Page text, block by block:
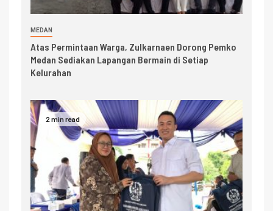
MEDAN
Atas Permintaan Warga, Zulkarnaen Dorong Pemko
Medan Sediakan Lapangan Bermain di Setiap
Kelurahan
2 min read